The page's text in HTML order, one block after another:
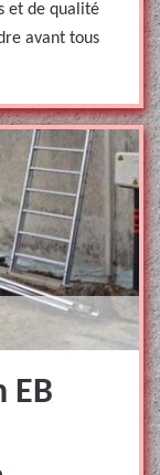
et de qualité
avant tous
EB